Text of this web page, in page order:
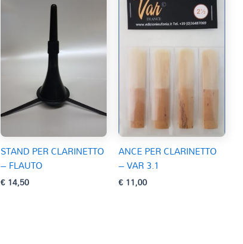
STAND PER CLARINETTO
– FLAUTO
€14,50
ANCE PER CLARINETTO
– VAR 3.1
€11,00